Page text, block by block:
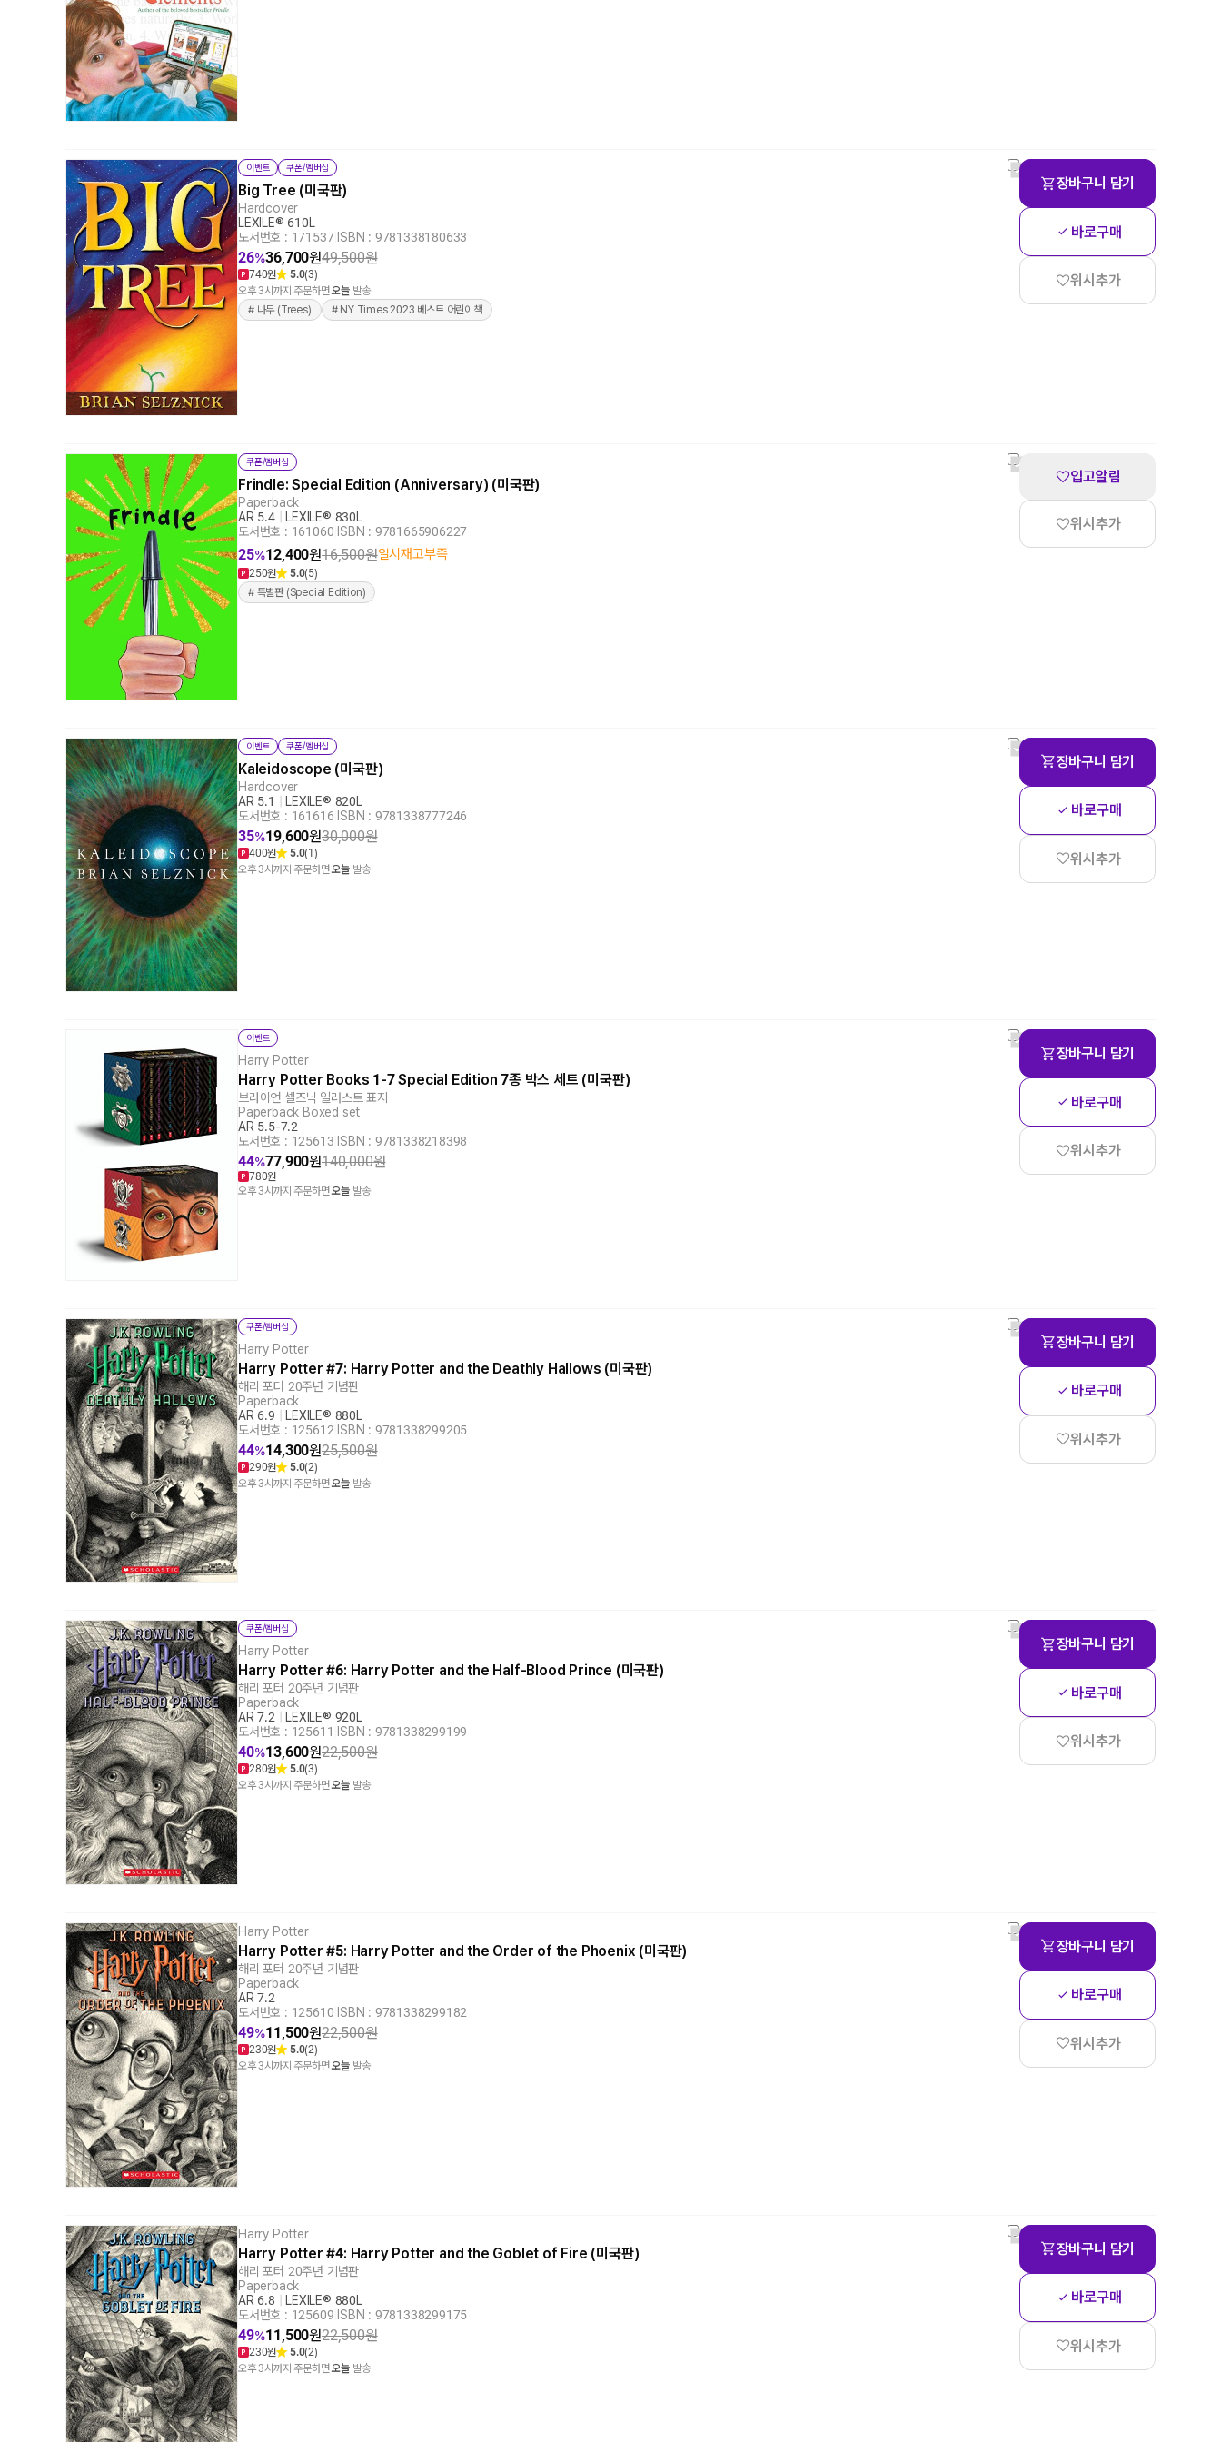
이벤트 쿠폰/멤버십
Big Tree (미국판)
Hardcover
LEXILE® 610L
도서번호 : 171537| ISBN : 9781338180633
26%36,700원49,500원
740원 5.0(3)
오후 3시까지 주문하면오늘 발송
# 나무 (Trees)
# NY Times 2023 베스트 어린이책
장바구니 담기
바로구매
위시추가
쿠폰/멤버십
Frindle: Special Edition (Anniversary) (미국판)
Paperback
AR 5.4
LEXILE® 830L
도서번호 : 161060 ISBN : 9781665906227
25%12,400원16,500원일시재고부족
250원 5.0(5)
# 특별판 (Special Edition)
입고알림
위시추가
이벤트 쿠폰/멤버십
Kaleidoscope (미국판)
Hardcover
AR 5.1 | LEXILE® 820L
도서번호 : 161616 ISBN : 9781338777246
35%19,600원30,000원
400원 5.0(1)
오후 3시까지 주문하면오늘 발송
장바구니 담기
바로구매
위시추가
이벤트
Harry Potter
Harry Potter Books 1-7 Special Edition 7종 박스 세트 (미국판)
브라이언 셀즈닉 일러스트 표지
Paperback Boxed set
AR 5.5-7.2
도서번호 : 125613 ISBN : 9781338218398
44%77,900원140,000원
780원
오후 3시까지 주문하면오늘 발송
장바구니 담기
바로구매
위시추가
쿠폰/멤버십
Harry Potter
Harry Potter #7: Harry Potter and the Deathly Hallows (미국판)
해리 포터 20주년 기념판
Paperback
AR 6.9
LEXILE® 880L
도서번호 : 125612 ISBN : 9781338299205
44%14,300원25,500원
290원 5.0(2)
오후 3시까지 주문하면오늘 발송
장바구니 담기
바로구매
위시추가
쿠폰/멤버십
Harry Potter
Harry Potter #6: Harry Potter and the Half-Blood Prince (미국판)
해리 포터 20주년 기념판
Paperback
AR 7.2
LEXILE® 920L
도서번호 : 125611
ISBN : 9781338299199
40%13,600원22,500원
280원 5.0(3)
오후 3시까지 주문하면오늘 발송
장바구니 담기
바로구매
위시추가
Harry Potter
Harry Potter #5: Harry Potter and the Order of the Phoenix (미국판)
해리 포터 20주년 기념판
Paperback
AR 7.2
도서번호 : 125610 ISBN : 9781338299182
49%11,500원22,500원
230원 5.0(2)
오후 3시까지 주문하면오늘 발송
장바구니 담기
바로구매
위시추가
Harry Potter
Harry Potter #4: Harry Potter and the Goblet of Fire (미국판)
해리 포터 20주년 기념판
Paperback
AR 6.8 | LEXILE® 880L
도서번호 : 125609 ISBN : 9781338299175
49%11,500원22,500원
230원 5.0(2)
오후 3시까지 주문하면오늘 발송
장바구니 담기
바로구매
위시추가